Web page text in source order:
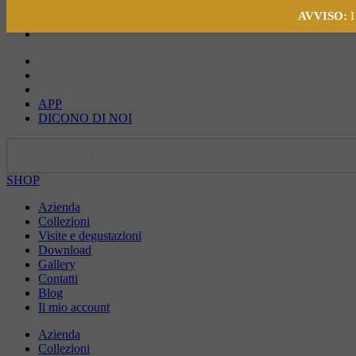
APP
DICONO DI NOI
SHOP
Azienda
Collezioni
Visite e degustazioni
Download
Gallery
Contatti
Blog
Il mio account
Azienda
Collezioni
AVVISO: I